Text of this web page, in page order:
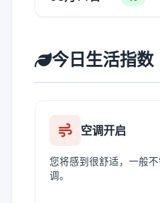
今日生活指数
空调开启
您将感到很舒适，一般
调。